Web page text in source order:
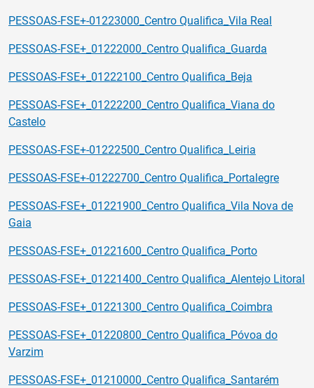
PESSOAS-FSE+-01223000_Centro Qualifica_Vila Real
PESSOAS-FSE+_01222000_Centro Qualifica_Guarda
PESSOAS-FSE+_01222100_Centro Qualifica_Beja
PESSOAS-FSE+_01222200_Centro Qualifica_Viana do
Castelo
PESSOAS-FSE+-01222500_Centro Qualifica_Leiria
PESSOAS-FSE+-01222700_Centro Qualifica_Portalegre
PESSOAS-FSE+_01221900_Centro Qualifica_Vila Nova de
Gaia
PESSOAS-FSE+_01221600_Centro Qualifica_Porto
PESSOAS-FSE+_01221400_Centro Qualifica_Alentejo Litoral
PESSOAS-FSE+_01221300_Centro Qualifica_Coimbra
PESSOAS-FSE+_01220800_Centro Qualifica_Póvoa do
Varzim
PESSOAS-FSE+_01210000_Centro Qualifica_Santarém